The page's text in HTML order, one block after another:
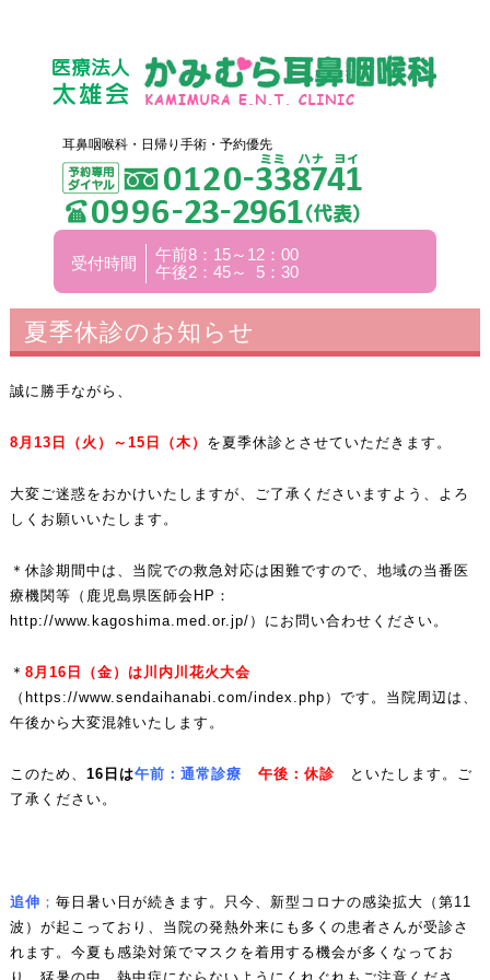
耳鼻咽喉科・日帰り手術・予約優先
受付時間
午前8：15～12：00
午後2：45～ 5：30
夏季休診のお知らせ
誠に勝手ながら、
8月13 日（火）～15 日（木） を夏季休診とさせていただきます。
大変ご迷惑をおかけいたしますが、ご了承くださいますよう、よろ
しくお願いいたします。
＊休診期間中は、当院での救急対応は困難ですので、地域の当番医
療機関等（鹿児島県医師会HP：
http://www.kagoshima.med.or.jp/ ）にお問い合わせください。
＊ 8月16 日（金）は川内川花火大会
（ https://www.sendaihanabi.com/index.php ）です。当院周辺は、
午後から大変混雑いたします。
このため、 16 日は午前：通常診療 午後：休診 といたします。ご
了承ください。
追伸 ； 毎日暑い日が続きます 。只今、新型コロナの感染拡大（第11
波）が起こっており、当院の発熱外来にも多くの患者さんが受診さ
れます。今夏も感染対策でマスクを着用する機会が多くなってお